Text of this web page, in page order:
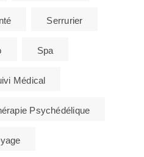
Serrurier
Spa
Médical
Psychédélique